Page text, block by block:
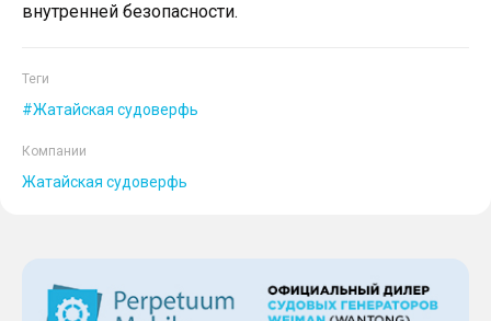
внутренней безопасности.
Теги
Жатайская судоверфь
Компании
Жатайская судоверфь